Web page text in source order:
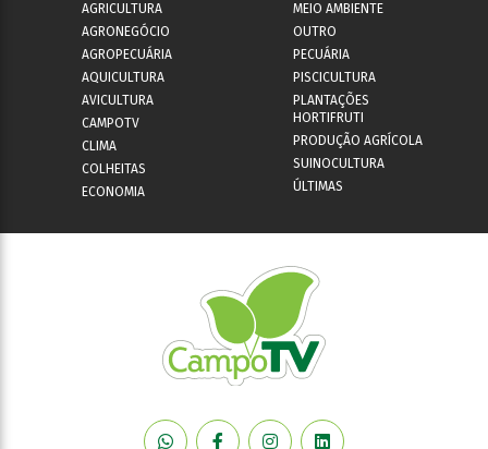
AGRICULTURA
AGRONEGÓCIO
AGROPECUÁRIA
AQUICULTURA
AVICULTURA
CAMPOTV
CLIMA
COLHEITAS
ECONOMIA
MEIO AMBIENTE
OUTRO
PECUÁRIA
PISCICULTURA
PLANTAÇÕES
HORTIFRUTI
PRODUÇÃO AGRÍCOLA
SUINOCULTURA
ÚLTIMAS